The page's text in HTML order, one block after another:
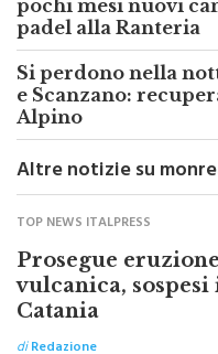
Monreale, lavori in
pochi mesi nuovi
padel alla Ranteria
Si perdono nella
e Scanzano:
Alpino
Altre notizie su
TOP NEWS ITALPRESS
Prosegue
vulcanica, sospesi
Catania